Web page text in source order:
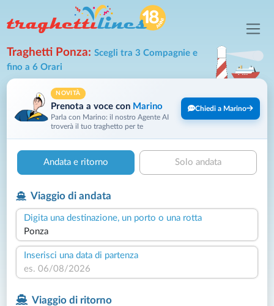
Traghetti Ponza:Scegli tra 3 Compagnie e
fino a 6 Orari
NOVITÀ
Prenota a voce con Marino
Parla con Marino: il nostro Agente AI
troverà il tuo traghetto per te
Chiedi a Marino
Andata e ritorno Solo andata
Viaggio di andata
Digita una destinazione, un porto o una rotta
Inserisci una data di partenza
Viaggio di ritorno